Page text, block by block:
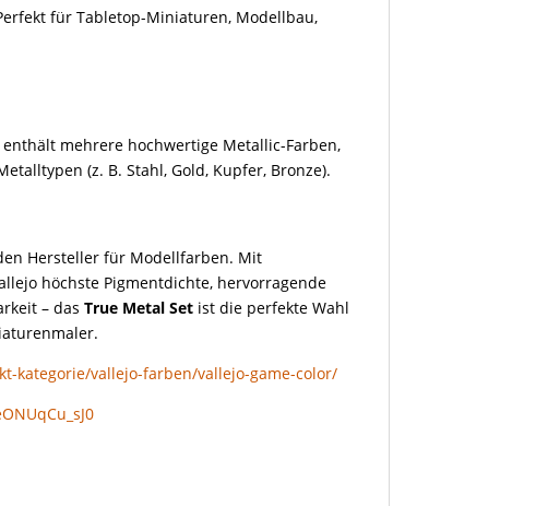
für Tabletop-Miniaturen, Modellbau,
enthält mehrere hochwertige Metallic-Farben,
(z. B. Stahl, Gold, Kupfer, Bronze).
Hersteller für Modellfarben. Mit
höchste Pigmentdichte, hervorragende
– dasTrue Metal Set ist die perfekte Wahl
kategorie/vallejo-farben/vallejo-game-color/